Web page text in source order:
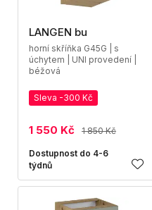
LANGEN bu
horní skříňka G45G | s
úchytem | UNI provedení |
béžová
Sleva -300 Kč
1 550 Kč 1 850 Kč
Dostupnost do 4-6
týdnů